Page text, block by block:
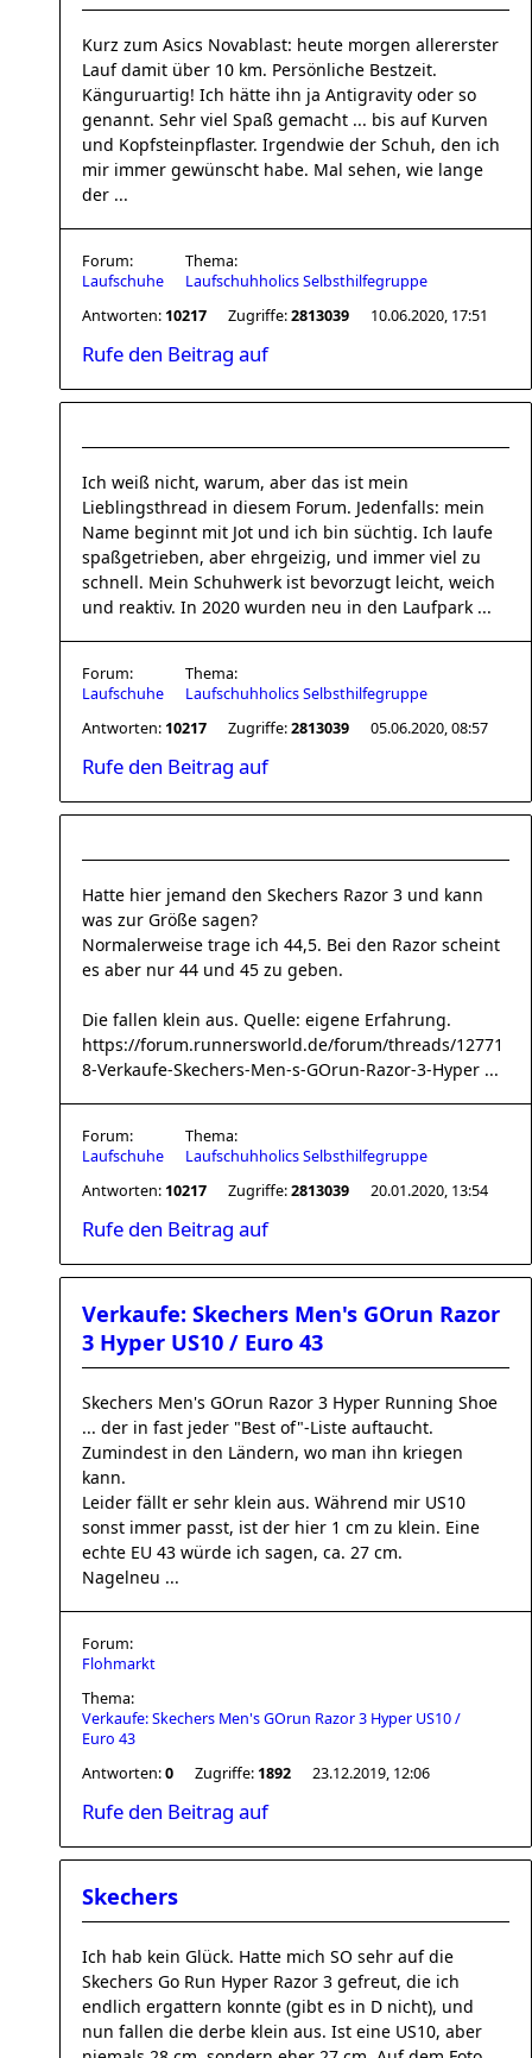
Kurz zum Asics Novablast: heute morgen allererster
Lauf damit über 10 km. Persönliche Bestzeit.
Känguruartig! Ich hätte ihn ja Antigravity oder so
genannt. Sehr viel Spaß gemacht ... bis auf Kurven
und Kopfsteinpflaster. Irgendwie der Schuh, den ich
mir immer gewünscht habe. Mal sehen, wie lange
der ...
Forum:
Laufschuhe
Thema:
Laufschuhholics Selbsthilfegruppe
Antworten: 10217 Zugriffe:2813039 10.06.2020, 17:51
Rufe den Beitrag auf
Ich weiß nicht, warum, aber das ist mein
Lieblingsthread in diesem Forum. Jedenfalls: mein
Name beginnt mit Jot und ich bin süchtig. Ich laufe
spaßgetrieben, aber ehrgeizig, und immer viel zu
schnell. Mein Schuhwerk ist bevorzugt leicht, weich
und reaktiv. In 2020 wurden neu in den Laufpark ...
Forum:
Laufschuhe
Thema:
Laufschuhholics Selbsthilfegruppe
Antworten: 10217 Zugriffe:2813039 05.06.2020, 08:57
Rufe den Beitrag auf
Hatte hier jemand den Skechers Razor 3 und kann
was zur Größe sagen?
Normalerweise trage ich 44,5. Bei den Razor scheint
es aber nur 44 und 45 zu geben.
Die fallen klein aus. Quelle: eigene Erfahrung.
https://forum.runnersworld.de/forum/threads/12771
8-Verkaufe-Skechers-Men-s-GOrun-Razor-3-Hyper ...
Forum:
Laufschuhe
Thema:
Laufschuhholics Selbsthilfegruppe
Antworten: 10217 Zugriffe:2813039 20.01.2020, 13:54
Rufe den Beitrag auf
Verkaufe: Skechers Men's GOrun Razor
3 Hyper US10 / Euro 43
Skechers Men's GOrun Razor 3 Hyper Running Shoe
... der in fast jeder "Best of"-Liste auftaucht.
Zumindest in den Ländern, wo man ihn kriegen
kann.
Leider fällt er sehr klein aus. Während mir US10
sonst immer passt, ist der hier 1 cm zu klein. Eine
echte EU 43 würde ich sagen, ca. 27 cm.
Nagelneu ...
Forum:
Flohmarkt
Thema:
Verkaufe: Skechers Men's GOrun Razor 3 Hyper US10 /
Euro 43
Antworten:0 Zugriffe: 1892 23.12.2019, 12:06
Rufe den Beitrag auf
Skechers
Ich hab kein Glück. Hatte mich SO sehr auf die
Skechers Go Run Hyper Razor 3 gefreut, die ich
endlich ergattern konnte (gibt es in D nicht), und
nun fallen die derbe klein aus. Ist eine US10, aber